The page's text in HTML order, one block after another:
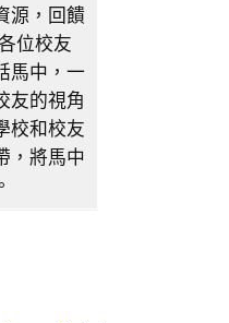
源，回饋
位校友
馬中，一
友的視角
校和校友
，將馬中